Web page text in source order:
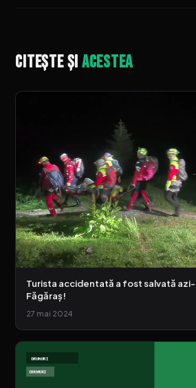
Citește șiacestea
Turista accidentată a fost salvată
Făgăraș!
27 mai 2024